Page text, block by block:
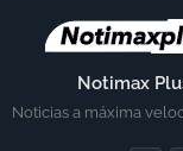
Notimax
Noticias a máxima